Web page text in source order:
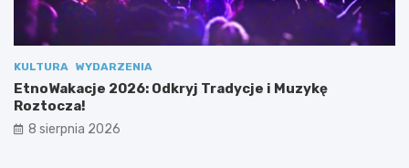
p
o
ł
u
!
t
o
c
z
a
!
KULTURA WYDARZENIA
EtnoWakacje 2026: Odkryj Tradycje i Muzykę
Roztocza!
8 sierpnia 2026